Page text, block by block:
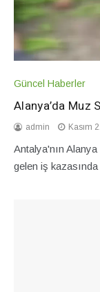
Güncel Haberler
Alanya’da Muz
admin Kasım
Antalya'nın
gelen iş